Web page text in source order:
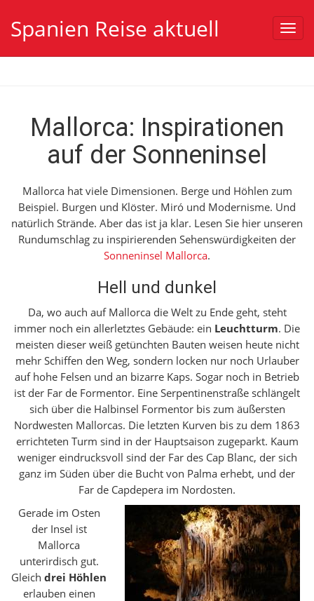
Spanien Reise aktuell
Mallorca: Inspirationen
auf der Sonneninsel
Mallorca hat viele Dimensionen. Berge und Höhlen zum
Beispiel. Burgen und Klöster. Miró und Modernisme. Und
natürlich Strände. Aber das ist ja klar. Lesen Sie hier unseren
Rundumschlag zu inspirierenden Sehenswürdigkeiten der
Sonneninsel Mallorca.
Hell und dunkel
Da, wo auch auf Mallorca die Welt zu Ende geht, steht
immer noch ein allerletztes Gebäude: ein Leuchtturm. Die
meisten dieser weiß getünchten Bauten weisen heute nicht
mehr Schiffen den Weg, sondern locken nur noch Urlauber
auf hohe Felsen und an bizarre Kaps. Sogar noch in Betrieb
ist der Far de Formentor. Eine Serpentinenstraße schlängelt
sich über die Halbinsel Formentor bis zum äußersten
Nordwesten Mallorcas. Die letzten Kurven bis zu dem 1863
errichteten Turm sind in der Hauptsaison zugeparkt. Kaum
weniger eindrucksvoll sind der Far des Cap Blanc, der sich
ganz im Süden über die Bucht von Palma erhebt, und der
Far de Capdepera im Nordosten.
Gerade im Osten
der Insel ist
Mallorca
unterirdisch gut.
Gleich drei Höhlen
erlauben einen